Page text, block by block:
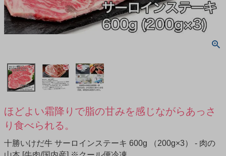
ほどよい霜降りで脂の甘みを感じながらあっさ
り食べられる。
十勝いけだ牛 サーロインステーキ 600g （200g×3） - 肉の